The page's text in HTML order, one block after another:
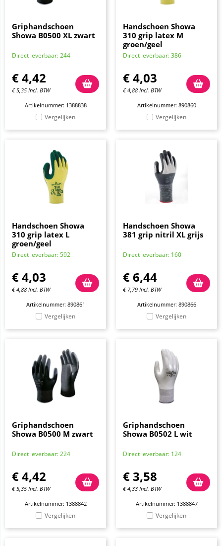
Griphandschoen
Showa B0500 XL zwart
Direct leverbaar: 244
€4,42
€5,35 Incl. BTW
Artikelnummer: 1388838
Vergelijken
Handschoen Showa
310 grip latex M
groen/geel
Direct leverbaar: 386
€4,03
€4,88 Incl. BTW
Artikelnummer: 890860
Vergelijken
Handschoen Showa
310 grip latex L
groen/geel
Direct leverbaar: 592
€4,03
€4,88 Incl. BTW
Artikelnummer: 890861
Vergelijken
Handschoen Showa
381 grip nitril XL grijs
Direct leverbaar: 160
€6,44
€ 7,79 Incl. BTW
Artikelnummer: 890866
Vergelijken
Griphandschoen
Showa B0500 M zwart
Direct leverbaar: 224
€4,42
€5,35 Incl. BTW
Artikelnummer: 1388842
Vergelijken
Griphandschoen
Showa B0502 L wit
Direct leverbaar: 124
€ 3,58
€4,33 Incl. BTW
Artikelnummer: 1388847
Vergelijken